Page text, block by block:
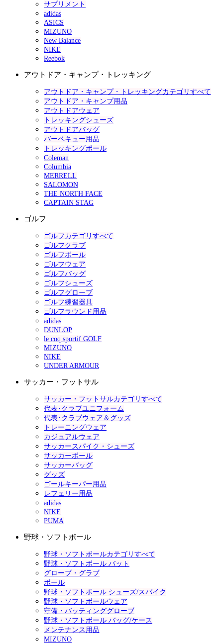
サプリメント
adidas
ASICS
MIZUNO
New Balance
NIKE
Reebok
アウトドア・キャンプ・トレッキング
アウトドア・キャンプ・トレッキングカテゴリすべて
アウトドア・キャンプ用品
アウトドアウェア
トレッキングシューズ
アウトドアバッグ
バーベキュー用品
トレッキングポール
Coleman
Columbia
MERRELL
SALOMON
THE NORTH FACE
CAPTAIN STAG
ゴルフ
ゴルフカテゴリすべて
ゴルフクラブ
ゴルフボール
ゴルフウェア
ゴルフバッグ
ゴルフシューズ
ゴルフグローブ
ゴルフ練習器具
ゴルフラウンド用品
adidas
DUNLOP
le coq sportif GOLF
MIZUNO
NIKE
UNDER ARMOUR
サッカー・フットサル
サッカー・フットサルカテゴリすべて
代表･クラブユニフォーム
代表･クラブウェア＆グッズ
トレーニングウェア
カジュアルウェア
サッカースパイク・シューズ
サッカーボール
サッカーバッグ
グッズ
ゴールキーパー用品
レフェリー用品
adidas
NIKE
PUMA
野球・ソフトボール
野球・ソフトボールカテゴリすべて
野球・ソフトボール バット
グローブ・グラブ
ボール
野球・ソフトボール シューズ/スパイク
野球・ソフトボールウェア
守備・バッティンググローブ
野球・ソフトボール バッグ/ケース
メンテナンス用品
MIZUNO